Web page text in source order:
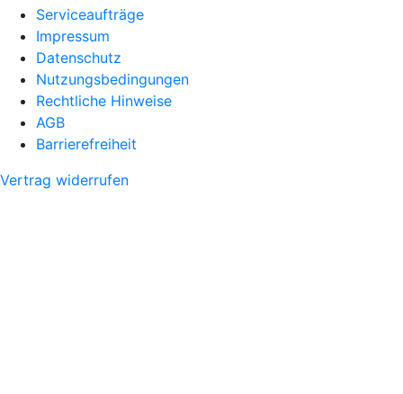
Serviceaufträge
Impressum
Datenschutz
Nutzungsbedingungen
Rechtliche Hinweise
AGB
Barrierefreiheit
Vertrag widerrufen